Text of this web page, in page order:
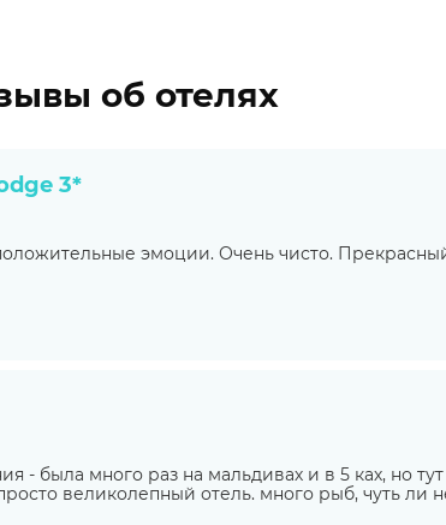
об отелях
3*
эмоции. Очень чисто.
- была много раз на мальдивах и в 5 ках, но
великолепный отель. много рыб, чуть